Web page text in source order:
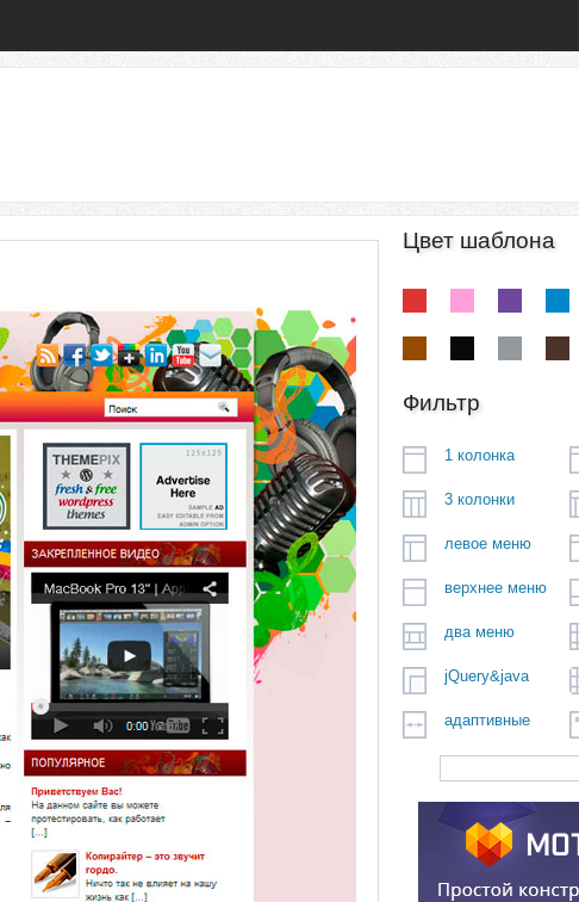
Цвет шаблона
Фильтр
1 колонка
3 колонки
левое меню
верхнее меню
два меню
jQuery&java
адаптивные